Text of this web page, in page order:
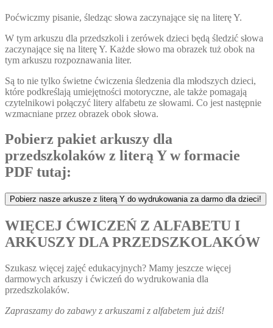
Poćwiczmy pisanie, śledząc słowa zaczynające się na literę Y.
W tym arkuszu dla przedszkoli i zerówek dzieci będą śledzić słowa
zaczynające się na literę Y. Każde słowo ma obrazek tuż obok na
tym arkuszu rozpoznawania liter.
Są to nie tylko świetne ćwiczenia śledzenia dla młodszych dzieci,
które podkreślają umiejętności motoryczne, ale także pomagają
czytelnikowi połączyć litery alfabetu ze słowami. Co jest następnie
wzmacniane przez obrazek obok słowa.
Pobierz pakiet arkuszy dla
przedszkolaków z literą Y w formacie
PDF tutaj:
Pobierz nasze arkusze z literą Y do wydrukowania za darmo dla dzieci!
WIĘCEJ ĆWICZEŃ Z ALFABETU I
ARKUSZY DLA PRZEDSZKOLAKÓW
Szukasz więcej zajęć edukacyjnych? Mamy jeszcze więcej
darmowych arkuszy i ćwiczeń do wydrukowania dla
przedszkolaków.
Zapraszamy do zabawy z arkuszami z alfabetem już dziś!